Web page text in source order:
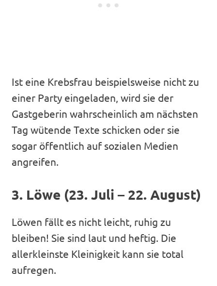
Ist eine Krebsfrau beispielsweise nicht zu
einer Party eingeladen, wird sie der
Gastgeberin wahrscheinlich am nächsten
Tag wütende Texte schicken oder sie
sogar öffentlich auf sozialen Medien
angreifen.
3. Löwe (23. Juli – 22. August)
Löwen fällt es nicht leicht, ruhig zu
bleiben! Sie sind laut und heftig. Die
allerkleinste Kleinigkeit kann sie total
aufregen.